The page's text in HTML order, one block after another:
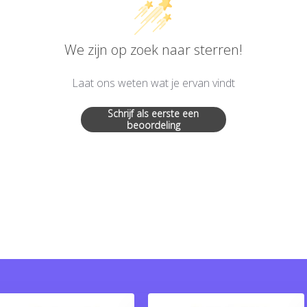
We zijn op zoek naar sterren!
Laat ons weten wat je ervan vindt
Schrijf als eerste een
beoordeling